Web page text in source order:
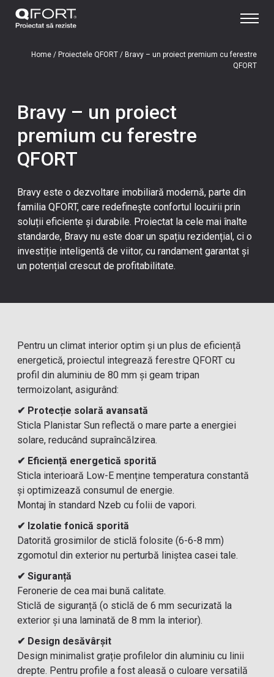
Home/ Proiectele QFORT/ Bravy – un proiect premium cu ferestre
QFORT
Bravy – un proiect
premium cu ferestre
QFORT
Bravy este o dezvoltare imobiliară modernă, parte din
familia QFORT, care redefinește confortul locuirii prin
soluții eficiente și durabile. Proiectat la cele mai înalte
standarde, Bravy nu este doar un spațiu rezidențial, ci o
investiție inteligentă de viitor, cu randament garantat și
un potențial crescut de profitabilitate.
Pentru un climat interior optim și un plus de eficiență
energetică, proiectul integrează ferestre QFORT cu
profil din aluminiu de 80 mm și geam tripan
termoizolant, asigurând:
✔ Protecție solară avansată
Sticla Planistar Sun reflectă o mare parte a energiei
solare, reducând supraîncălzirea.
✔ Eficiență energetică sporită
Sticla interioară Low-E menține temperatura constantă
și optimizează consumul de energie.
Montaj în standard Nzeb cu folii de vapori.
✔ Izolatie fonică sporită
Datorită grosimilor de sticlă folosite (6-6-8 mm)
zgomotul din exterior nu perturbă liniștea casei tale.
✔ Siguranță
Feronerie de cea mai bună calitate.
Sticlă de siguranță (o sticlă de 6 mm securizată la
exterior și una laminată de 8 mm la interior).
✔ Design desăvârșit
Design minimalist grație profilelor din aluminiu cu linii
drepte. Pentru profile a fost aleasă o culoare versatilă